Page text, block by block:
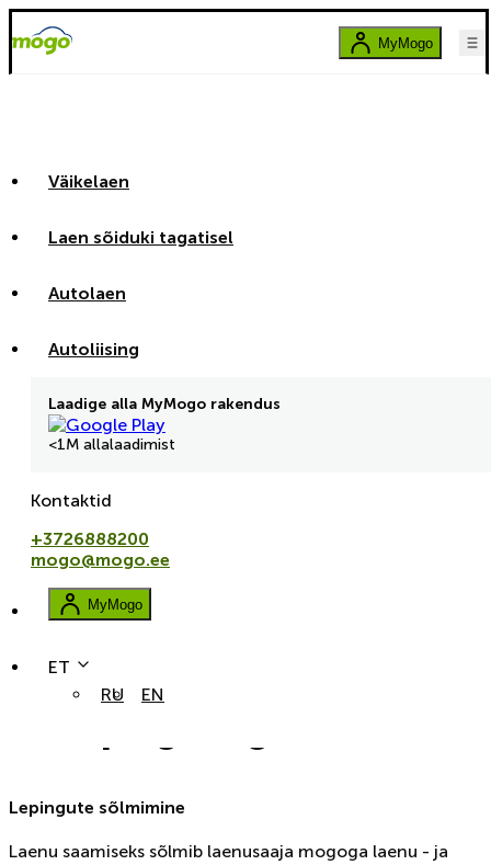
MyMogo
Väikelaen
Laen sõiduki tagatisel
Autolaen
Autoliising
Laadige alla MyMogo rakendus
<1M allalaadimist
Kontaktid
+3726888200
mogo@mogo.ee
MyMogo
ET
RU
EN
Lepingute sõlmimine
Laenu saamiseks sõlmib laenusaaja mogoga laenu - ja